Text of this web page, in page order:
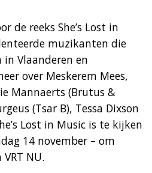
de reeks She’s Lost in
muzikanten die
Vlaanderen en
over Meskerem Mees,
Mannaerts (Brutus &
(Tsar B), Tessa Dixson
Lost in Music is te kijken
14 november – om
NU.